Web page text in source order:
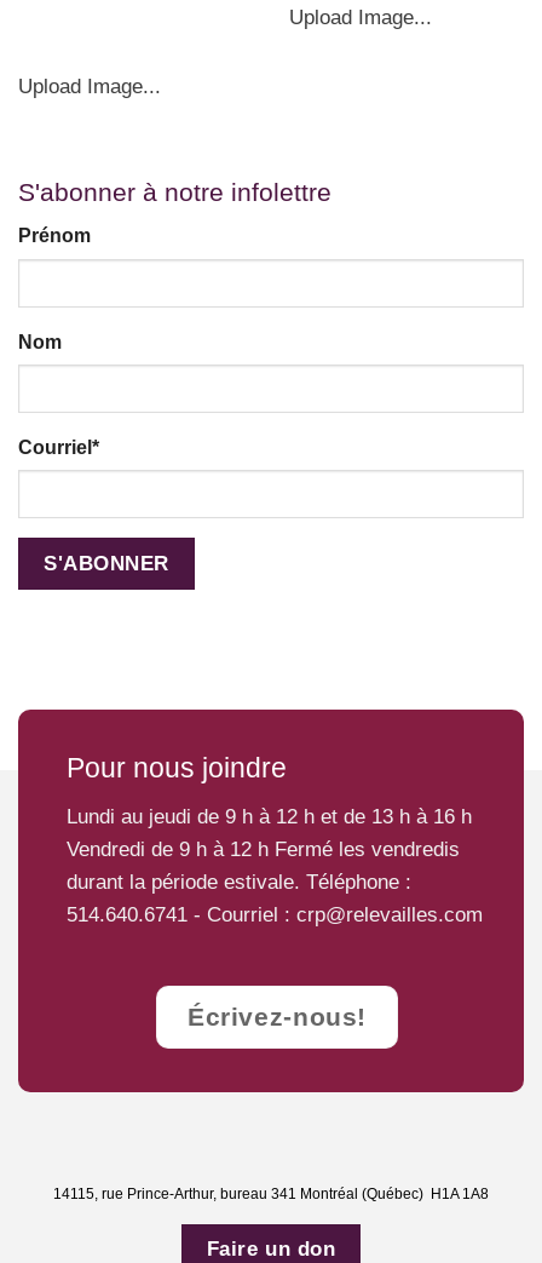
Upload Image...
Upload Image...
S'abonner à notre infolettre
Prénom
Nom
Courriel *
Pour nous joindre
Lundi au jeudi de 9 h à 12 h et de 13 h à 16 h
Vendredi de 9 h à 12 h Fermé les vendredis
durant la période estivale. Téléphone :
514.640.6741 - Courriel : crp@relevailles.com
Écrivez-nous!
14115, rue Prince-Arthur, bureau 341 Montréal (Québec) H1A 1A8
Faire un don